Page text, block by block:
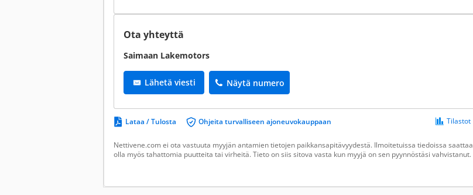
Ota yhteyttä
Saimaan Lakemotors
Lähetä viesti Näytä numero
Lataa / Tulosta Ohjeita turvalliseen ajoneuvokauppaan Tilastot
Nettivene.com ei ota vastuuta myyjän antamien tietojen paikkansapitävyydestä. Ilmoitetuissa tiedoissa saattaa
olla myös tahattomia puutteita tai virheitä. Tieto on siis sitova vasta kun myyjä on sen pyynnöstäsi vahvistanut.